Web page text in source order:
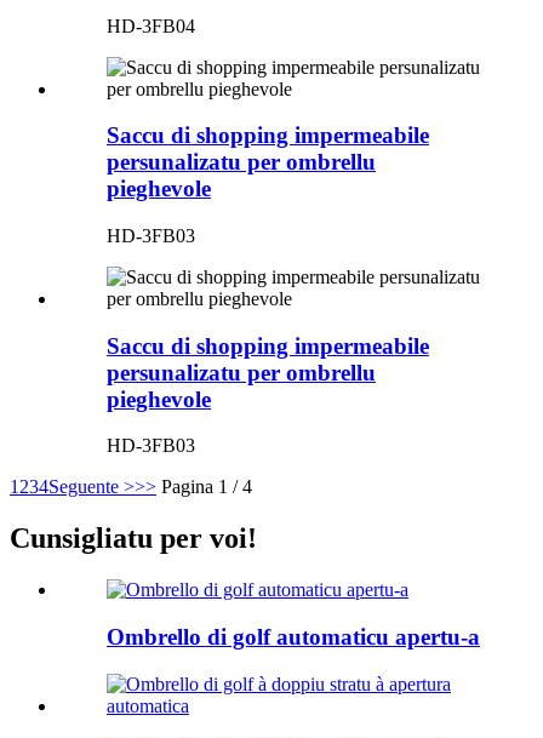
HD-3FB04
Saccu di shopping impermeabile
persunalizatu per ombrellu
pieghevole
HD-3FB03
Saccu di shopping impermeabile
persunalizatu per ombrellu
pieghevole
HD-3FB03
1 234Seguente >>> Pagina 1 / 4
Cunsigliatu per voi!
Ombrello di golf automaticu apertu-a